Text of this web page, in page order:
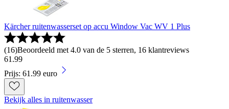
Kärcher ruitenwasserset op accu Window Vac WV 1 Plus
(16)Beoordeeld met 4.0 van de 5 sterren, 16 klantreviews
61 .99
Prijs: 61.99 euro
Bekijk alles in ruitenwasser